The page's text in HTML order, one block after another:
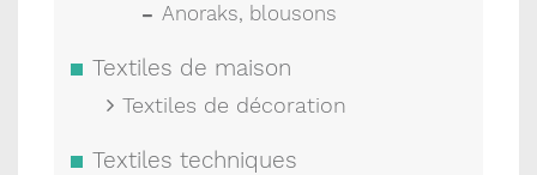
Anoraks, blousons
Textiles de maison
Textiles de décoration
Textiles techniques